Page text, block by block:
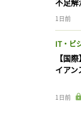
1日前
IT・ビ
【国
イア
1日前